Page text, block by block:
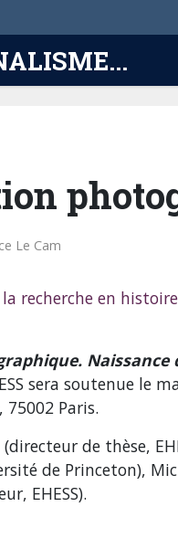
Le Cam
recherche en
Naissance
sera soutenue le
75002 Paris.
de thèse,
de Princeton),
EHESS).